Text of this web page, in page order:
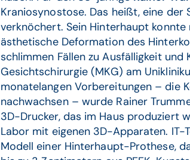
Kraniosynostose. Das heißt, eine
verknöchert. Sein Hinterhaupt
ästhetische Deformation des
schlimmen Fällen zu Ausfälligkeit
Gesichtschirurgie (MKG) am
monatelangen Vorbereitungen – die
nachwachsen – wurde Rainer
3D-Drucker, das im Haus produziert
Labor mit eigenen 3D-Apparaten. IT-
Modell einer Hinterhaupt-Prothese,